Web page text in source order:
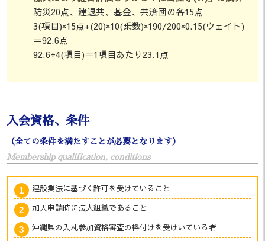
防災20点、建退共、基金、共済団の各15点
3(項目)×15点+(20)×10(乗数)×190/200×0.15(ウェイト)
＝92.6点
92.6÷4(項目)＝1項目あたり23.1点
入会資格、条件
（全ての条件を満たすことが必要となります）
Membership qualification, conditions
建設業法に基づく許可を受けていること
加入申請時に法人組織であること
沖縄県の入札参加資格審査の格付けを受けいている者